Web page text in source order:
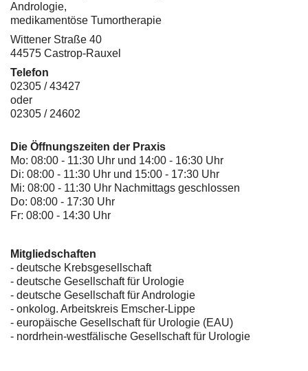
Andrologie,
medikamentöse Tumortherapie
Wittener Straße 40
44575 Castrop-Rauxel
Telefon
02305 / 43427
oder
02305 / 24602
Die Öffnungszeiten der Praxis
Mo: 08:00 - 11:30 Uhr und 14:00 - 16:30 Uhr
Di: 08:00 - 11:30 Uhr und 15:00 - 17:30 Uhr
Mi: 08:00 - 11:30 Uhr Nachmittags geschlossen
Do: 08:00 - 17:30 Uhr
Fr: 08:00 - 14:30 Uhr
Mitgliedschaften
- deutsche Krebsgesellschaft
- deutsche Gesellschaft für Urologie
- deutsche Gesellschaft für Andrologie
- onkolog. Arbeitskreis Emscher-Lippe
- europäische Gesellschaft für Urologie (EAU)
- nordrhein-westfälische Gesellschaft für Urologie